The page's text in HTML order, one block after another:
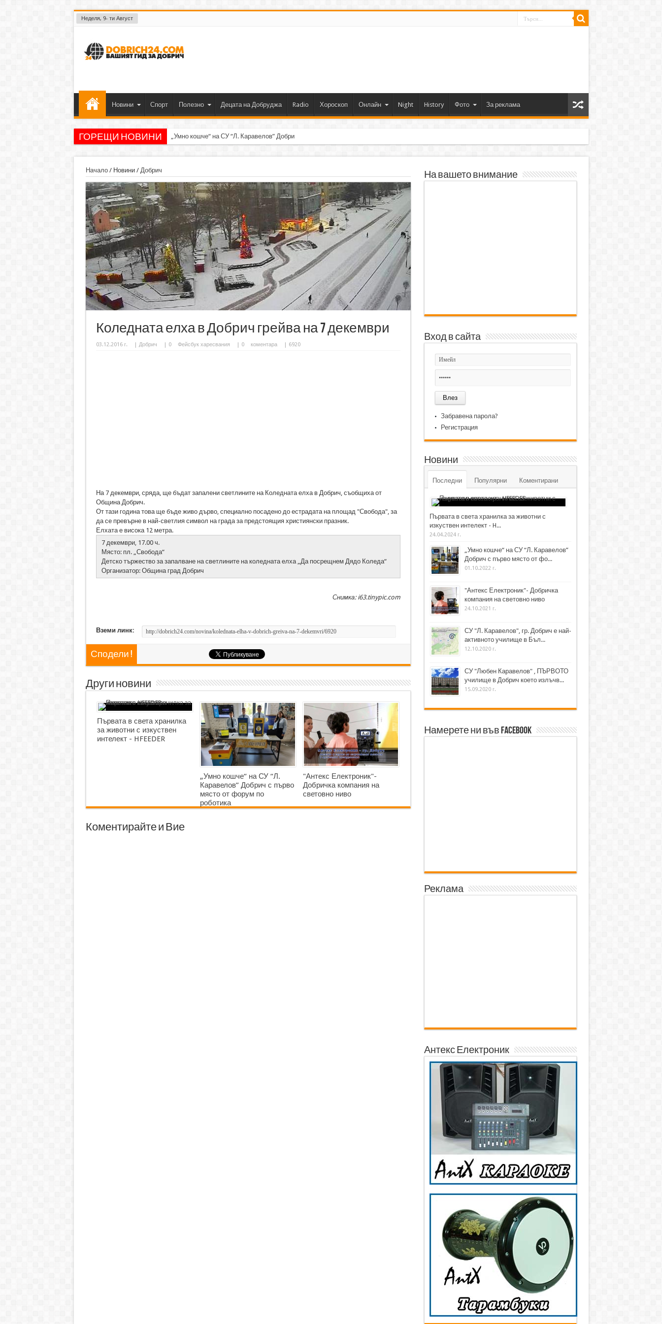
Неделя, 9- ти Август
Новини Спорт Полезно Децата на Добруджа Radio Хороскоп Онлайн Night History Фото За реклама
ГОРЕЩИ НОВИНИ „Умно кошче“ на СУ “Л. Каравелов” Добрич с първо място от форум по ро
Начало/ Новини/ Добрич
Коледната елха в Добрич грейва на 7 декември
03.12.2016 г. | Добрич | 0 Фейсбук харесвания | 0 коментара | 6920
На 7 декември, сряда, ще бъдат запалени светлините на Коледната елха в Добрич, съобщиха от
Община Добрич.
От тази година това ще бъде живо дърво, специално посадено до естрадата на площад "Свобода", за
да се превърне в най-светлия символ на града за предстоящия християнски празник.
Елхата е висока 12 метра.
7 декември, 17.00 ч.
Място: пл. „Свобода“
Детско тържество за запалване на светлините на коледната елха „Да посрещнем Дядо Коледа“
Организатор: Община град Добрич
Снимка: i63.tinypic.com
Вземи линк:
Сподели !
Други новини
Първата в света хранилка
за животни с изкуствен
интелект - HFEEDER
„Умно кошче“ на СУ “Л.
Каравелов” Добрич с първо
място от форум по
роботика
"Антекс Електроник"-
Добричка компания на
световно ниво
Коментирайте и Вие
На вашето внимание
Вход в сайта
Забравена парола?
Регистрация
Новини
Последни Популярни Коментирани
Първата в света хранилка за животни с
изкуствен интелект - H...
24.04.2024 г.
„Умно кошче“ на СУ “Л. Каравелов”
Добрич с първо място от фо...
01.10.2022 г.
"Антекс Електроник"- Добричка
компания на световно ниво
24.10.2021 г.
СУ "Л. Каравелов", гр. Добрич е най-
активното училище в Бъл...
12.10.2020 г.
СУ "Любен Каравелов" , ПЪРВОТО
училище в Добрич което излъчв...
15.09.2020 г.
Намерете ни във Facebook
Реклама
Антекс Електроник